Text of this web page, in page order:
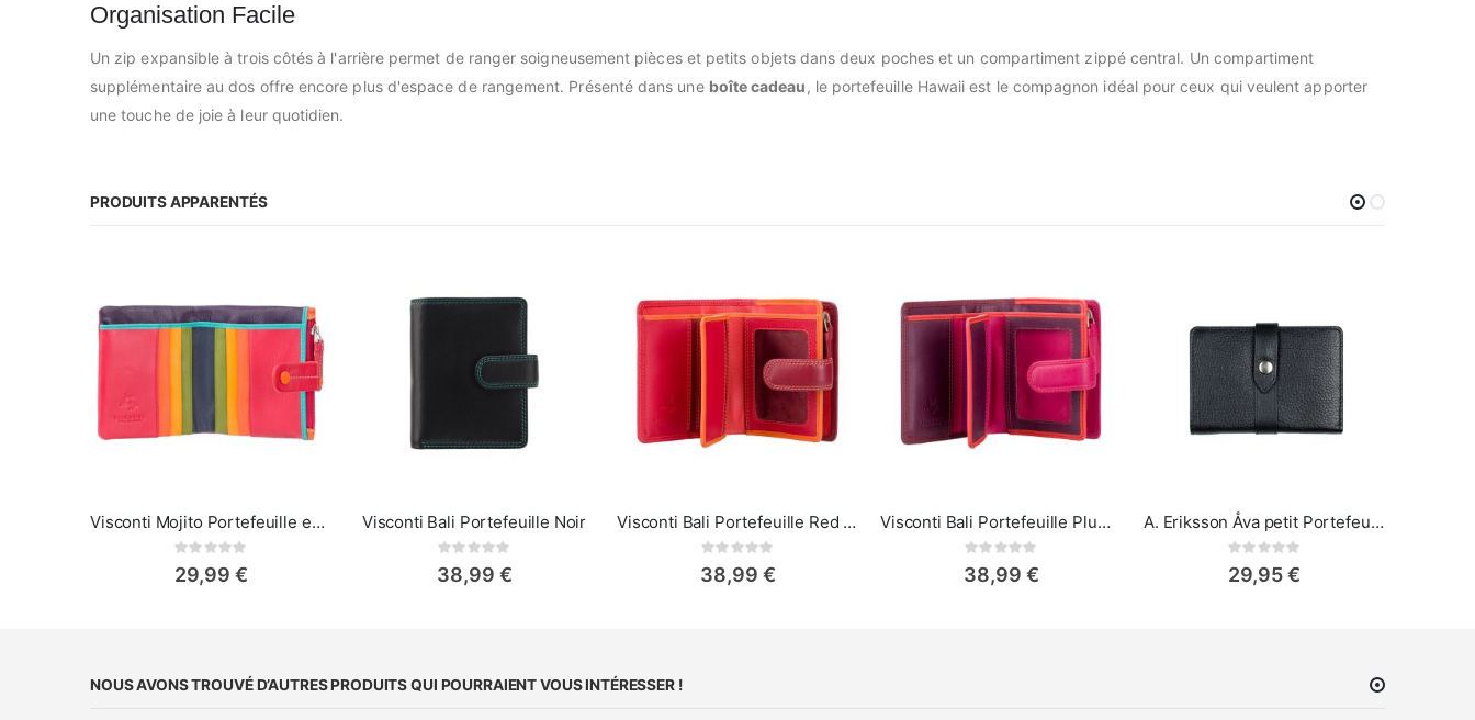
Organisation Facile
Un zip expansible à trois côtés à l'arrière permet de ranger soigneusement pièces et petits objets dans deux poches et un compartiment zippé central. Un compartiment
supplémentaire au dos offre encore plus d'espace de rangement. Présenté dans une boîte cadeau, le portefeuille Hawaii est le compagnon idéal pour ceux qui veulent apporter
une touche de joie à leur quotidien.
PRODUITS APPARENTÉS
Visconti Mojito Portefeuille en cuir italien avec porte-monnaie zippé
Rating:
29,99 €
Visconti Bali Portefeuille Noir
Rating:
38,99 €
Visconti Bali Portefeuille Red Multi
Rating:
38,99 €
Visconti Bali Portefeuille Plum Multi
Rating:
38,99 €
A. Eriksson Åva petit Portefeuille RFID pour femme
Rating:
29,95 €
NOUS AVONS TROUVÉ D’AUTRES PRODUITS QUI POURRAIENT VOUS INTÉRESSER !